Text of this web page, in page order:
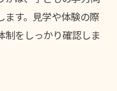
ます。見学や体験の際
制をしっかり確認しま